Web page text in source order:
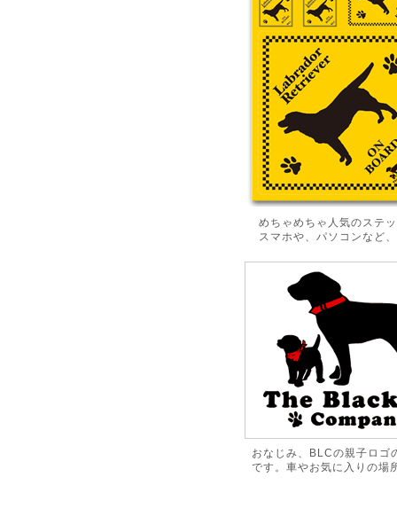
めちゃめちゃ人気のステ
スマホや、パソコンなど
おなじみ、BLCの親子ロゴ
です。車やお気に入りの場